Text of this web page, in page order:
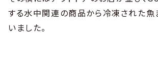
する水中関連の商品から冷凍された魚
いました。